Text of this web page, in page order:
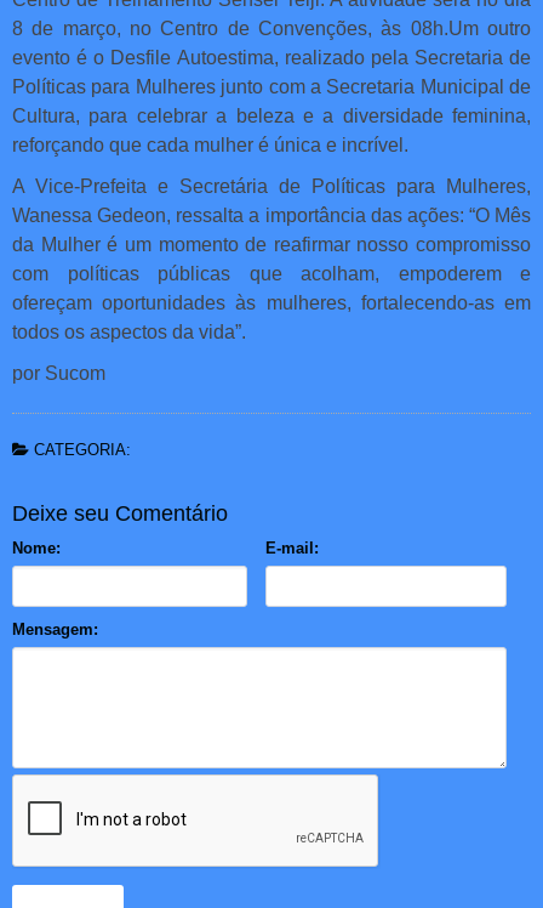
8 de março, no Centro de Convenções, às 08h.Um outro
evento é o Desfile Autoestima, realizado pela Secretaria de
Políticas para Mulheres junto com a Secretaria Municipal de
Cultura, para celebrar a beleza e a diversidade feminina,
reforçando que cada mulher é única e incrível.
A Vice-Prefeita e Secretária de Políticas para Mulheres,
Wanessa Gedeon, ressalta a importância das ações: “O Mês
da Mulher é um momento de reafirmar nosso compromisso
com políticas públicas que acolham, empoderem e
ofereçam oportunidades às mulheres, fortalecendo-as em
todos os aspectos da vida”.
por Sucom
CATEGORIA:
Deixe seu Comentário
Nome: E-mail:
Mensagem: